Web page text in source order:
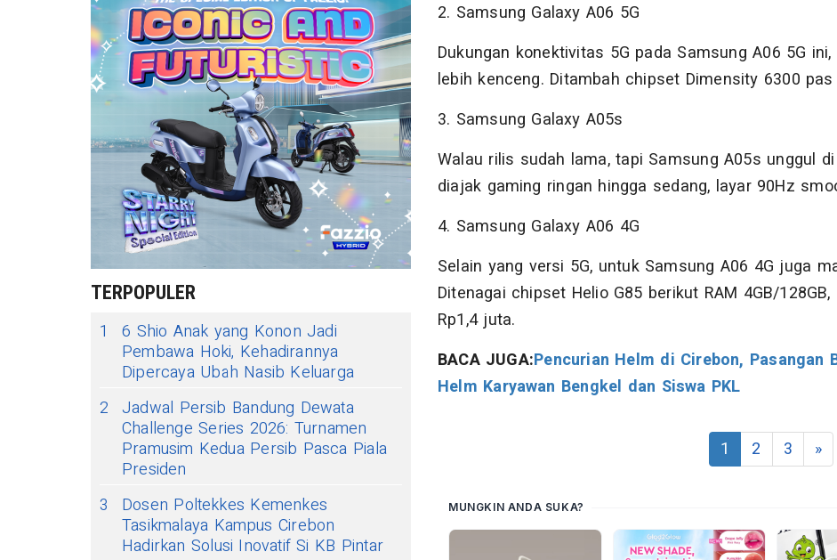
TERPOPULER
1
6 Shio Anak yang Konon Jadi
Pembawa Hoki, Kehadirannya
Dipercaya Ubah Nasib Keluarga
2 Jadwal Persib Bandung Dewata
Challenge Series 2026: Turnamen
Pramusim Kedua Persib Pasca Piala
Presiden
3
Dosen Poltekkes Kemenkes
Tasikmalaya Kampus Cirebon
Hadirkan Solusi Inovatif Si KB Pintar
2. Samsung Galaxy A06 5G
Dukungan konektivitas 5G pada Samsung A06 5G
lebih kenceng. Ditambah chipset Dimensity 6300
3. Samsung Galaxy A05s
Walau rilis sudah lama, tapi Samsung A05s unggul
diajak gaming ringan hingga sedang, layar 90Hz
4. Samsung Galaxy A06 4G
Selain yang versi 5G, untuk Samsung A06 4G juga
Ditenagai chipset Helio G85 berikut RAM 4GB/
Rp1,4 juta.
BACA JUGA:Pencurian Helm di Cirebon, Pasangan
Helm Karyawan Bengkel dan Siswa PKL
1 2 3 »